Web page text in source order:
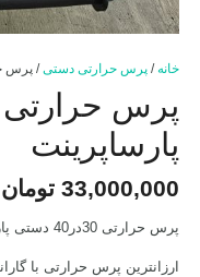
خانه/پرس حرارتی دستی/ پرس حرارتی
پارساپرینت
33,000,000 تومان
پرس حرارتی 30در40 دستی پارساپرینت
ارزانترین پرس حرارتی با